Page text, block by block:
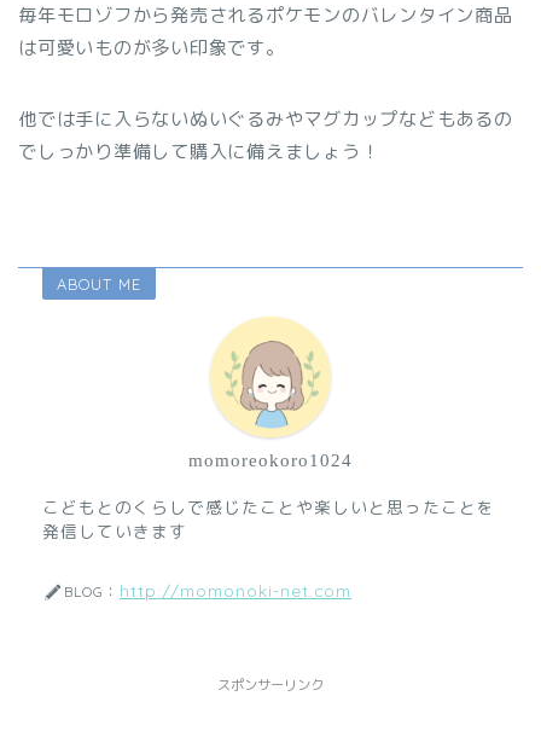
毎年モロゾフから発売されるポケモンのバレンタイン商品
は可愛いものが多い印象です。
他では手に入らないぬいぐるみやマグカップなどもあるの
でしっかり準備して購入に備えましょう！
ABOUT ME
momoreokoro1024
こどもとのくらしで感じたことや楽しいと思ったことを
発信していきます
BLOG： http://momonoki-net.com
スポンサーリンク